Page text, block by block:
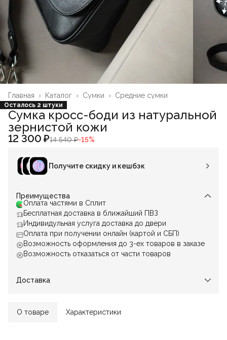
Средние сумки
Сумки ›
Каталог ›
Главная ›
Осталось 2 штуки
Сумка кросс-боди из натуральной
зернистой кожи
12 300 ₽14 540 ₽−15%
Получите скидку и кешбэк
Преимущества
Оплата частями в Сплит
Бесплатная доставка в ближайший ПВЗ
Индивидульная услуга доставка до двери
Оплата при получении онлайн (картой и СБП)
Возможность оформления до 3-ех товаров в заказе
Возможность отказаться от части товаров
Доставка
О товаре Характеристики